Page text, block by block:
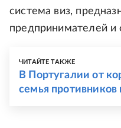
система виз,
предпринимателей и
ЧИТАЙТЕ ТАКЖЕ
В Португалии от
семья противников